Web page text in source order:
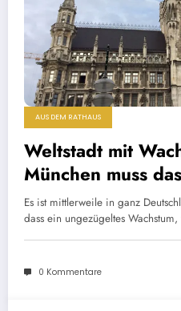
AUS DEM RATHAUS
Weltstadt mit
München muss
begrenzen
Es ist mittlerweile in ganz
dass ein ungezügeltes
0 Kommentare